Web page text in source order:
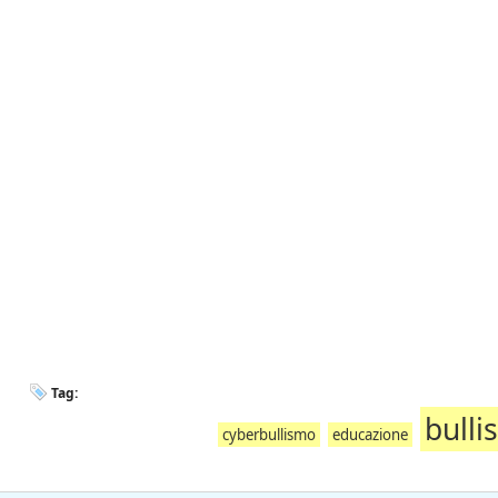
Tag:
cyberbullismo educazione